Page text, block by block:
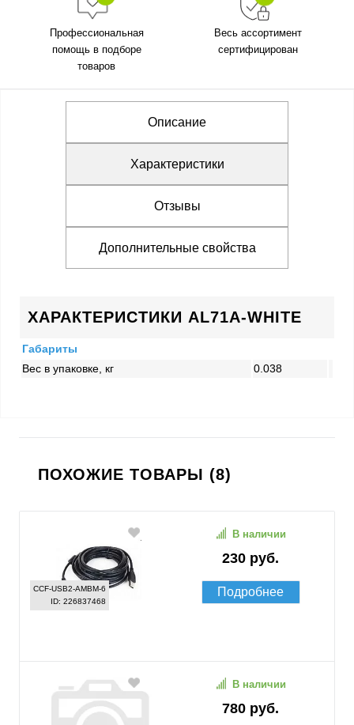
Профессиональная
помощь в подборе
товаров
Весь ассортимент
сертифицирован
Описание
Характеристики
Отзывы
Дополнительные свойства
ХАРАКТЕРИСТИКИ AL71A-WHITE
Габариты
Вес в упаковке, кг
0.038
ПОХОЖИЕ ТОВАРЫ (8)
CCF-USB2-AMBM-6
ID: 226837468
230 руб.
В наличии
Подробнее
780 руб.
В наличии